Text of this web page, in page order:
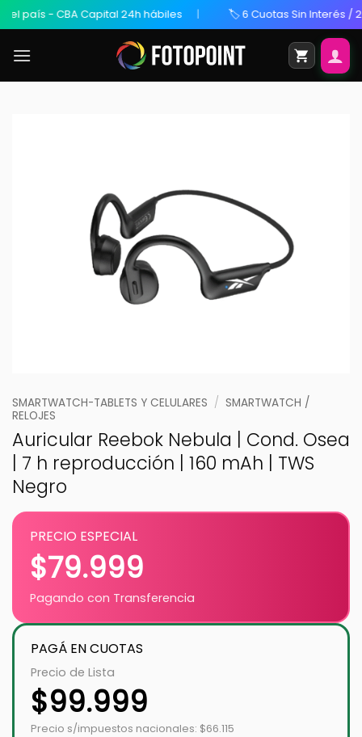
- CBA Capital 24h hábiles 🏷️ 6 Cuotas Sin Interés / 20%
SMARTWATCH-TABLETS Y CELULARES / SMARTWATCH /
RELOJES
Auricular Reebok Nebula | Cond. Osea
| 7 h reproducción | 160 mAh | TWS
Negro
PRECIO ESPECIAL
$79.999
Pagando con Transferencia
PAGÁ EN CUOTAS
Precio de Lista
$99.999
Precio s/impuestos nacionales: $66.115